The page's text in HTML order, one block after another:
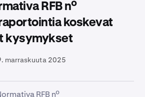
RFB nº
koskevat
kysymykset
marraskuuta 2025
RFB nº